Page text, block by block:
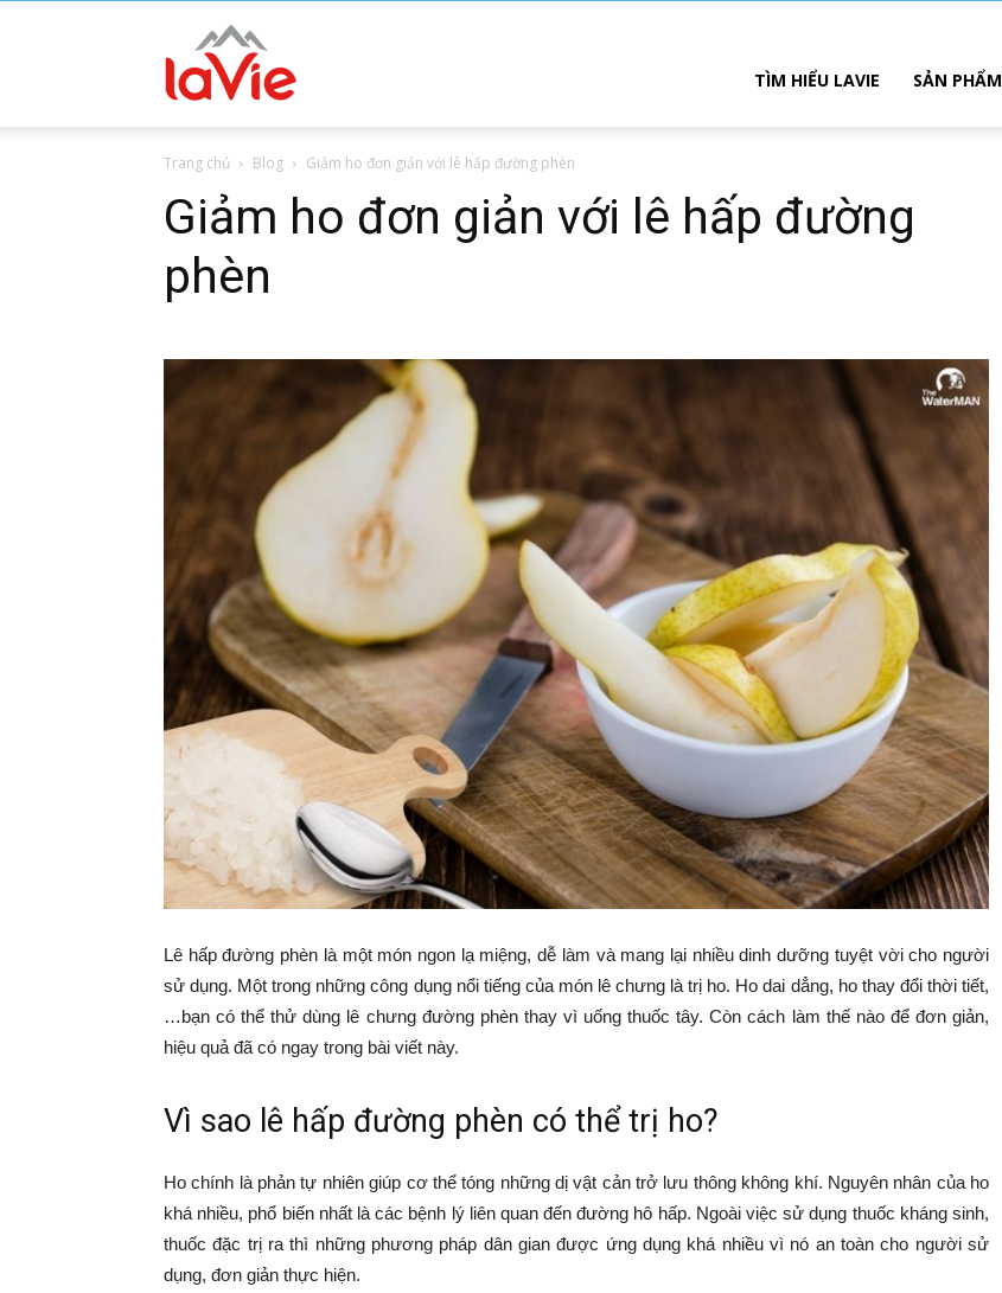
TÌM HIỂU LAVIE SẢN PHẨM
Trang chủ Blog Giảm ho đơn giản với lê hấp đường phèn
Giảm ho đơn giản với lê hấp đường
phèn
Lê hấp đường phèn là một món ngon lạ miệng, dễ làm và mang lại nhiều dinh dưỡng tuyệt vời cho người
sử dụng. Một trong những công dụng nổi tiếng của món lê chưng là trị ho. Ho dai dẳng, ho thay đổi thời tiết,
…bạn có thể thử dùng lê chưng đường phèn thay vì uống thuốc tây. Còn cách làm thế nào để đơn giản,
hiệu quả đã có ngay trong bài viết này.
Vì sao lê hấp đường phèn có thể trị ho?
Ho chính là phản tự nhiên giúp cơ thể tóng những dị vật cản trở lưu thông không khí. Nguyên nhân của ho
khá nhiều, phổ biến nhất là các bệnh lý liên quan đến đường hô hấp. Ngoài việc sử dụng thuốc kháng sinh,
thuốc đặc trị ra thì những phương pháp dân gian được ứng dụng khá nhiều vì nó an toàn cho người sử
dụng, đơn giản thực hiện.